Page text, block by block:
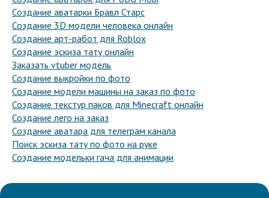
Создание аватарки Бравл Старс
Создание 3D модели человека онлайн
Создание арт-работ для Roblox
Создание эскиза тату онлайн
Заказать vtuber модель
Создание выкройки по фото
Создание модели машины на заказ по фото
Создание текстур паков для Minecraft онлайн
Создание лего на заказ
Создание аватара для телеграм канала
Поиск эскиза тату по фото на руке
Создание модельки гача для анимации